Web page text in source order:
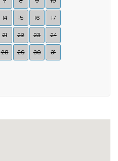
14 15 16 17
21 22 23 24
28 29 30 31